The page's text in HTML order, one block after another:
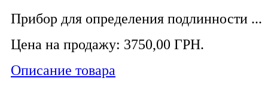
Прибор для определения подлинности ...
Цена на продажу: 3750,00 ГРН.
Описание товара